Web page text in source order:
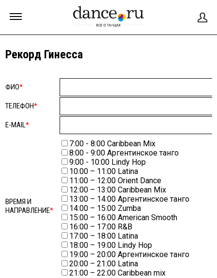
Рекорд Гинесса
ФИО*
ТЕЛЕФОН*
E-MAIL*
ВРЕМЯ И
НАПРАВЛЕНИЕ*
7:00 - 8:00 Caribbean Mix
8:00 - 9:00 Аргентинское танго
9:00 - 10:00 Lindy Hop
10:00 – 11:00 Latina
11:00 – 12:00 Orient Dance
12:00 – 13:00 Caribbean Mix
13:00 – 14:00 Аргентинское танго
14:00 – 15:00 Zumba
15:00 – 16:00 American Smooth
16:00 – 17:00 R&B
17:00 – 18:00 Latina
18:00 – 19:00 Lindy Hop
19:00 – 20:00 Аргентинское танго
20:00 – 21:00 Latina
21:00 – 22:00 Caribbean mix